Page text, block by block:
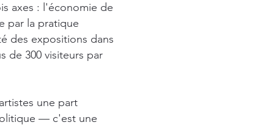
axes : l'économie de
par la pratique
des expositions dans
de 300 visiteurs par
une part
— c'est une